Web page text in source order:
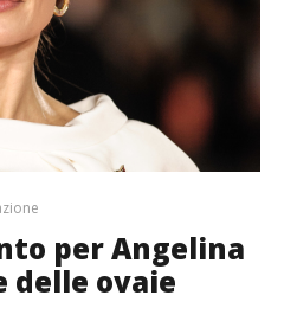
per Angelina
delle ovaie